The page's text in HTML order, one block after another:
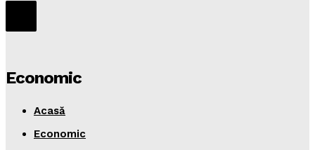
Economic
Acasă
Economic